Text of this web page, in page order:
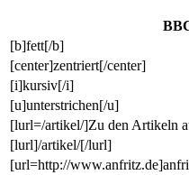
[b]fett[/b]
[center]zentriert[/center]
[i]kursiv[/i]
[u]unterstrichen[/u]
[lurl=/artikel/]Zu den Artikeln
[lurl]/artikel/[/lurl]
[url=http://